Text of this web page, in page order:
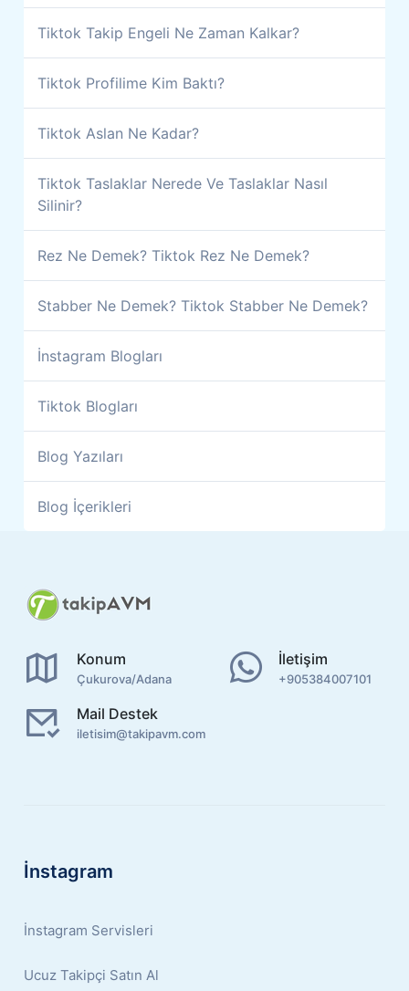
Tiktok Takip Engeli Ne Zaman Kalkar?
Tiktok Profilime Kim Baktı?
Tiktok Aslan Ne Kadar?
Tiktok Taslaklar Nerede Ve Taslaklar Nasıl
Silinir?
Rez Ne Demek? Tiktok Rez Ne Demek?
Stabber Ne Demek? Tiktok Stabber Ne Demek?
İnstagram Blogları
Tiktok Blogları
Blog Yazıları
Blog İçerikleri
Konum
Çukurova/Adana
İletişim
+905384007101
Mail Destek
iletisim@takipavm.com
İnstagram
İnstagram Servisleri
Ucuz Takipçi Satın Al